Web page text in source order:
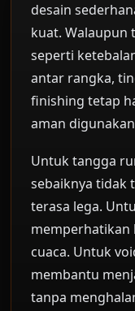
desain
kuat. Walaupun
seperti
antar rangka,
finishing tetap
aman
Untuk tangga
sebaiknya tidak
terasa lega.
memperhatikan
cuaca. Untuk
membantu
tanpa